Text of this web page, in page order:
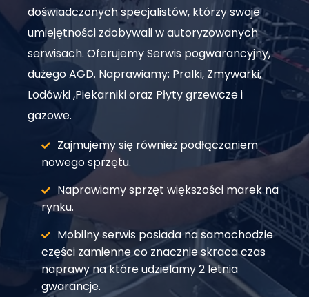
doświadczonych specjalistów, którzy swoje
umiejętności zdobywali w autoryzowanych
serwisach. Oferujemy Serwis pogwarancyjny,
dużego AGD. Naprawiamy: Pralki, Zmywarki,
Lodówki ,Piekarniki oraz Płyty grzewcze i
gazowe.
Zajmujemy się również podłączaniem
nowego sprzętu.
Naprawiamy sprzęt większości marek na
rynku.
Mobilny serwis posiada na samochodzie
części zamienne co znacznie skraca czas
naprawy na które udzielamy 2 letnia
gwarancje.